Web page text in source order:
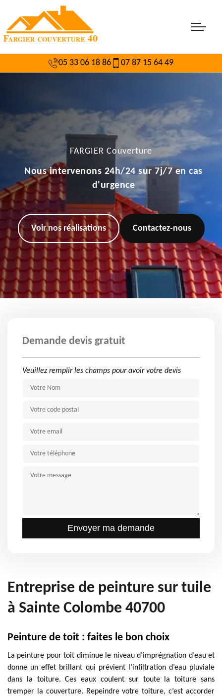
05 33 06 18 86 07 87 15 64 49
FARGIER Couverture
Nous intervenons 24h/24 sur 7j/7 en cas
d'urgence
Voir nos réalisations Contactez-nous
Demande devis gratuit
Veuillez remplir les champs pour avoir votre devis
Entreprise de peinture sur tuile
à Sainte Colombe 40700
Peinture de toit : faites le bon choix
La peinture pour toit diminue le niveau d’imprégnation d’eau et
donne un effet brillant qui prévient l’infiltration d’eau pluviale
dans la toiture. Ces eaux coulent sur toute la toiture sans
tremper la couverture. Repeindre votre toiture, c’est accorder